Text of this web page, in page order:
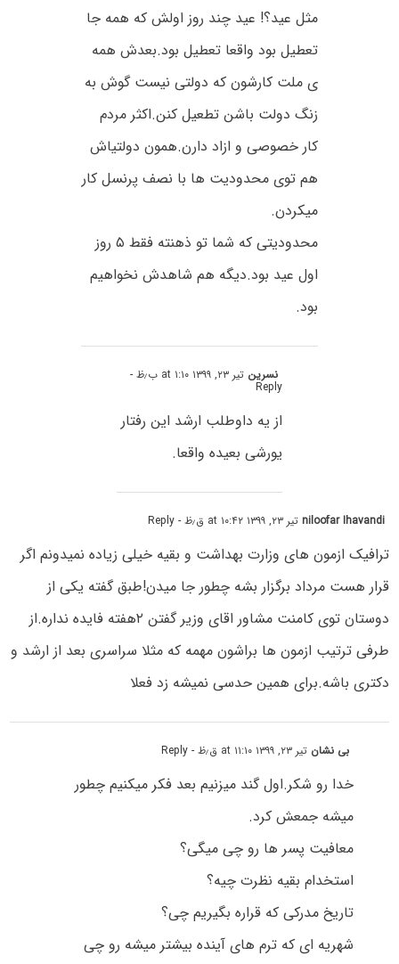
مثل عید؟! عید چند روز اولش که همه جا
تعطیل بود واقعا تعطیل بود.بعدش همه
ی ملت کارشون که دولتی نیست گوش به
زنگ دولت باشن تطعیل کنن.اکثر مردم
کار خصوصی و ازاد دارن.همون دولتیاش
هم توی محدودیت ها با نصف پرنسل کار
میکردن.
محدودیتی که شما تو ذهنته فقط ۵ روز
اول عید بود.دیگه هم شاهدش نخواهیم
بود.
نسرین تیر ۲۳, ۱۳۹۹ at ۱:۱۰ ب٫ظ -
Reply
از یه داوطلب ارشد این رفتار
یورشی بعیده واقعا.
niloofar Ihavandiتیر ۲۳, ۱۳۹۹ at ۱۰:۴۲ ق٫ظ - Reply
ترافیک ازمون های وزارت بهداشت و بقیه خیلی زیاده نمیدونم اگر
قرار هست مرداد برگزار بشه چطور جا میدن!طبق گفته یکی از
دوستان توی کامنت مشاور اقای وزیر گفتن ۲هفته فایده نداره.از
طرفی ترتیب ازمون ها براشون مهمه که مثلا سراسری بعد از ارشد و
دکتری باشه.برای همین حدسی نمیشه زد فعلا
بی نشان تیر ۲۳, ۱۳۹۹ at ۱۱:۱۰ ق٫ظ - Reply
خدا رو شکر.اول گند میزنیم بعد فکر میکنیم چطور
میشه جمعش کرد.
معافیت پسر ها رو چی میگی؟
استخدام بقیه نظرت چیه؟
تاریخ مدرکی که قراره بگیریم چی؟
شهریه ای که ترم های آینده بیشتر میشه رو چی